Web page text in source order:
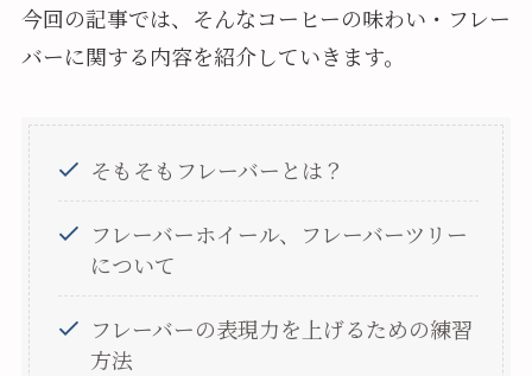
今回の記事では、そんなコーヒーの味わい・フレー
バーに関する内容を紹介していきます。
そもそもフレーバーとは？
フレーバーホイール、フレーバーツリー
について
フレーバーの表現力を上げるための練習
方法